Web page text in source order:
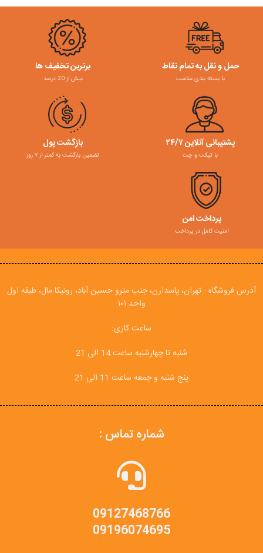
حمل و نقل به تمام نقاط
با بسته بندی مناسب
برترین تخفیف ها
بیش از 20 درصد
پشتیبانی آنلاین ۲۴/۷
با تیکت و چت
بازگشت پول
تضمین بازگشت به کمتر از ۷ روز
پرداخت امن
امنیت کامل در پرداخت
آدرس فروشگاه : تهران، پاسدارن، جنب مترو حسین آباد، رونیکا مال، طبقه اول
واحد ۱۰۱
ساعت کاری:
شنبه تا چهارشنبه ساعت 14 الی 21
پنج شنبه و جمعه ساعت 11 الی 21
شماره تماس :
09127468766
09196074695